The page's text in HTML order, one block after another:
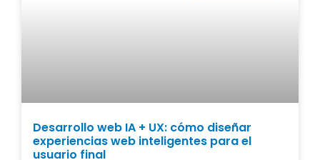
Desarrollo web IA + UX: cómo diseñar
experiencias web inteligentes para el
usuario final